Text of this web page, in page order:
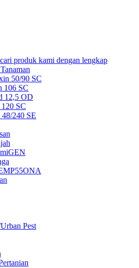
produk kami dengan lengkap
50/90 SC
106 SC
12,5 OD
SC
48/240 SE
Pest